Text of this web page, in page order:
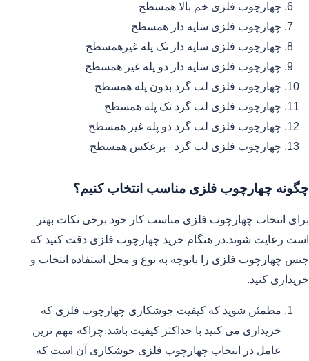
چهارچوب فلزی خم بالا همسطح
چهارچوب فلزی سایه دار همسطح
چهارچوب فلزی سایه دار تک پله غیرهمسطح
چهارچوب فلزی سایه دار دو پله غیر همسطح
چهارچوب فلزی لب گرد بدون پله همسطح
چهارچوب فلزی لب گرد تک پله همسطح
چهارچوب فلزی لب گرد دو پله غیر همسطح
چهارچوب فلزی لب گرد –برعکس همسطح
چگونه چهارچوب فلزی مناسب انتخاب کنیم؟
برای انتخاب چهارچوب فلزی مناسب کار خود برخی نکات بهتر
است رعایت شوند.در هنگام خرید چهارچوب فلزی دقت کنید که
جنس چهارچوب فلزی را باتوجه به نوع و محل استفاده انتخاب و
خریداری کنید.
مطمئن شوید که کیفیت جوشکاری چهارچوب فلزی که
خریداری می کنید با حداکثر کیفیت باشد.چراکه مهم ترین
عامل در انتخاب چهارچوب فلزی جوشکاری آن است که